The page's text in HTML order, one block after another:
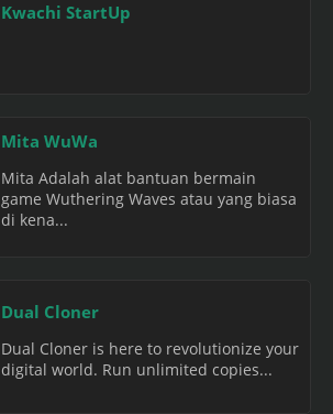
Kwachi StartUp
Mita WuWa
Mita Adalah alat bantuan bermain
game Wuthering Waves atau yang biasa
di kena...
Dual Cloner
Dual Cloner is here to revolutionize your
digital world. Run unlimited copies...